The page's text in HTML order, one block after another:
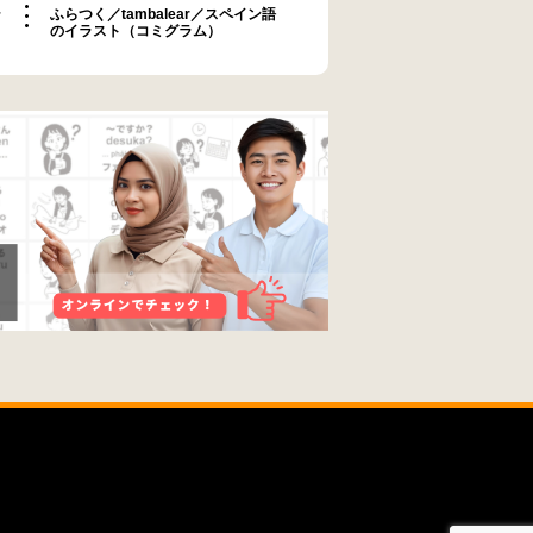
ふらつく／tambalear／スペイン語
のイラスト（コミグラム）